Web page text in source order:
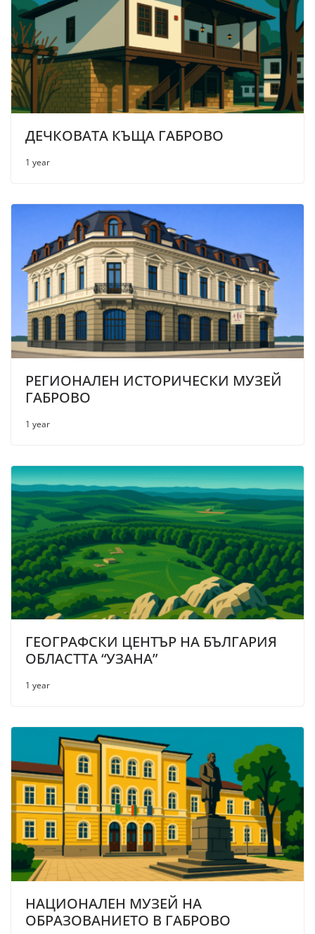
ДЕЧКОВАТА КЪЩА ГАБРОВО
1 year
РЕГИОНАЛЕН ИСТОРИЧЕСКИ МУЗЕЙ
ГАБРОВО
1 year
ГЕОГРАФСКИ ЦЕНТЪР НА БЪЛГАРИЯ
ОБЛАСТТА “УЗАНА”
1 year
НАЦИОНАЛЕН МУЗЕЙ НА
ОБРАЗОВАНИЕТО В ГАБРОВО